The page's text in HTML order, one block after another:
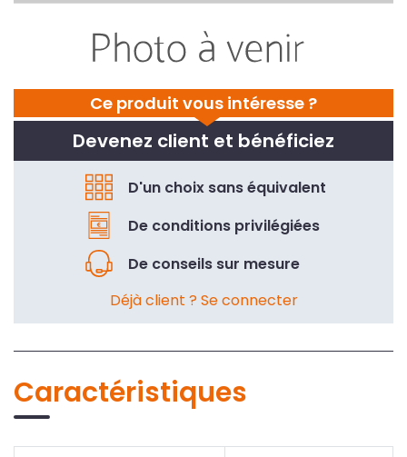
Ce produit vous intéresse ?
Devenez client et bénéficiez
D'un choix sans équivalent
De conditions privilégiées
De conseils sur mesure
Déjà client ? Se connecter
Caractéristiques